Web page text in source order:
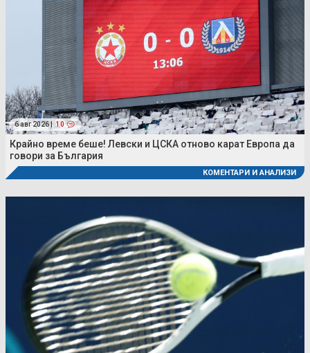
6 авг 2026 | 10
Крайно време беше! Левски и ЦСКА отново карат Европа да
говори за България
КОМЕНТАРИ И АНАЛИЗИ